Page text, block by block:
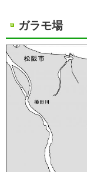
ガラモ場